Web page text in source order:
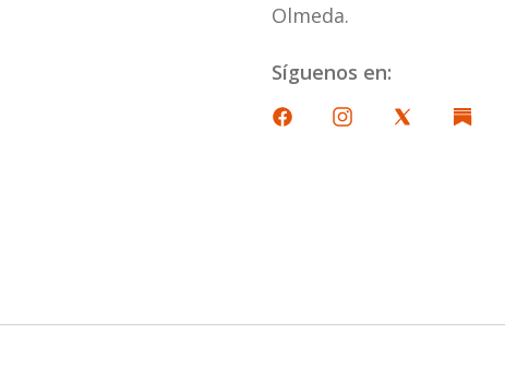
Olmeda.
Síguenos en: